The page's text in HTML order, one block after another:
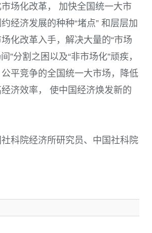
场化改革， 加快全国统一大市
经济发展的种种“堵点” 和层层加
化改革入手，解决大量的“市场
”分割之困以及“非市场化”顽疾，
平竞争的全国统一大市场，降低
济效率， 使中国经济焕发新的
科院经济所研究员、中国社科院